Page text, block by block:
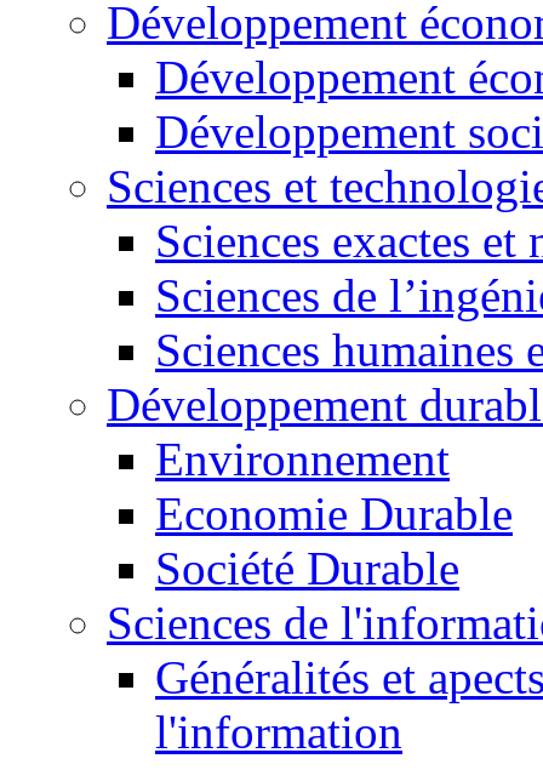
Développement
Développement
Développement
Sciences et
Sciences exactes et
Sciences de
Sciences humaines
Développement
Environnement
Economie Durable
Société Durable
Sciences de
Généralités et
l'information